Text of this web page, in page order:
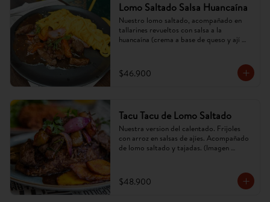
Lomo Saltado Salsa Huancaína
Nuestro lomo saltado, acompañado en
tallarines revueltos con salsa a la
huancaína (crema a base de queso y ají
$46.900
Tacu Tacu de Lomo Saltado
Nuestra version del calentado. Frijoles
con arroz en salsas de ajíes. Acompañado
de lomo saltado y tajadas. (Imagen
$48.900